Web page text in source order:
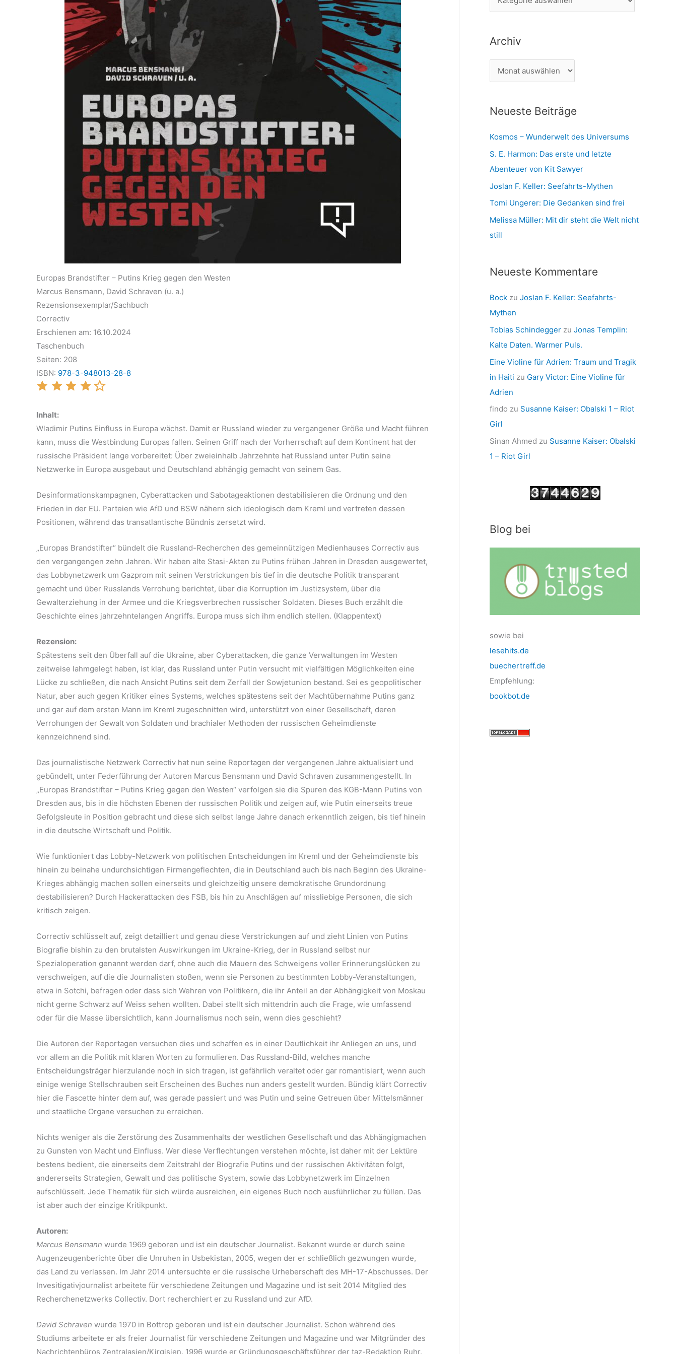
Europas Brandstifter – Putins Krieg gegen den Westen
Marcus Bensmann, David Schraven (u. a.)
Rezensionsexemplar/Sachbuch
Correctiv
Erschienen am: 16.10.2024
Taschenbuch
Seiten: 208
ISBN: 978-3-948013-28-8
Inhalt:
Wladimir Putins Einfluss in Europa wächst. Damit er Russland wieder zu vergangener Größe und Macht führen
kann, muss die Westbindung Europas fallen. Seinen Griff nach der Vorherrschaft auf dem Kontinent hat der
russische Präsident lange vorbereitet: Über zweieinhalb Jahrzehnte hat Russland unter Putin seine
Netzwerke in Europa ausgebaut und Deutschland abhängig gemacht von seinem Gas.
Desinformationskampagnen, Cyberattacken und Sabotageaktionen destabilisieren die Ordnung und den
Frieden in der EU. Parteien wie AfD und BSW nähern sich ideologisch dem Kreml und vertreten dessen
Positionen, während das transatlantische Bündnis zersetzt wird.
„Europas Brandstifter“ bündelt die Russland-Recherchen des gemeinnützigen Medienhauses Correctiv aus
den vergangengen zehn Jahren. Wir haben alte Stasi-Akten zu Putins frühen Jahren in Dresden ausgewertet,
das Lobbynetzwerk um Gazprom mit seinen Verstrickungen bis tief in die deutsche Politik transparant
gemacht und über Russlands Verrohung berichtet, über die Korruption im Justizsystem, über die
Gewalterziehung in der Armee und die Kriegsverbrechen russischer Soldaten. Dieses Buch erzählt die
Geschichte eines jahrzehntelangen Angriffs. Europa muss sich ihm endlich stellen. (Klappentext)
Rezension:
Spätestens seit den Überfall auf die Ukraine, aber Cyberattacken, die ganze Verwaltungen im Westen
zeitweise lahmgelegt haben, ist klar, das Russland unter Putin versucht mit vielfältigen Möglichkeiten eine
Lücke zu schließen, die nach Ansicht Putins seit dem Zerfall der Sowjetunion bestand. Sei es geopolitischer
Natur, aber auch gegen Kritiker eines Systems, welches spätestens seit der Machtübernahme Putins ganz
und gar auf dem ersten Mann im Kreml zugeschnitten wird, unterstützt von einer Gesellschaft, deren
Verrohungen der Gewalt von Soldaten und brachialer Methoden der russischen Geheimdienste
kennzeichnend sind.
Das journalistische Netzwerk Correctiv hat nun seine Reportagen der vergangenen Jahre aktualisiert und
gebündelt, unter Federführung der Autoren Marcus Bensmann und David Schraven zusammengestellt. In
„Europas Brandstifter – Putins Krieg gegen den Westen“ verfolgen sie die Spuren des KGB-Mann Putins von
Dresden aus, bis in die höchsten Ebenen der russischen Politik und zeigen auf, wie Putin einerseits treue
Gefolgsleute in Position gebracht und diese sich selbst lange Jahre danach erkenntlich zeigen, bis tief hinein
in die deutsche Wirtschaft und Politik.
Wie funktioniert das Lobby-Netzwerk von politischen Entscheidungen im Kreml und der Geheimdienste bis
hinein zu beinahe undurchsichtigen Firmengeflechten, die in Deutschland auch bis nach Beginn des Ukraine-
Krieges abhängig machen sollen einerseits und gleichzeitig unsere demokratische Grundordnung
destabilisieren? Durch Hackerattacken des FSB, bis hin zu Anschlägen auf missliebige Personen, die sich
kritisch zeigen.
Correctiv schlüsselt auf, zeigt detailliert und genau diese Verstrickungen auf und zieht Linien von Putins
Biografie bishin zu den brutalsten Auswirkungen im Ukraine-Krieg, der in Russland selbst nur
Spezialoperation genannt werden darf, ohne auch die Mauern des Schweigens voller Erinnerungslücken zu
verschweigen, auf die die Journalisten stoßen, wenn sie Personen zu bestimmten Lobby-Veranstaltungen,
etwa in Sotchi, befragen oder dass sich Wehren von Politikern, die ihr Anteil an der Abhängigkeit von Moskau
nicht gerne Schwarz auf Weiss sehen wollten. Dabei stellt sich mittendrin auch die Frage, wie umfassend
oder für die Masse übersichtlich, kann Journalismus noch sein, wenn dies geschieht?
Die Autoren der Reportagen versuchen dies und schaffen es in einer Deutlichkeit ihr Anliegen an uns, und
vor allem an die Politik mit klaren Worten zu formulieren. Das Russland-Bild, welches manche
Entscheidungsträger hierzulande noch in sich tragen, ist gefährlich veraltet oder gar romantisiert, wenn auch
einige wenige Stellschrauben seit Erscheinen des Buches nun anders gestellt wurden. Bündig klärt Correctiv
hier die Fascette hinter dem auf, was gerade passiert und was Putin und seine Getreuen über Mittelsmänner
und staatliche Organe versuchen zu erreichen.
Nichts weniger als die Zerstörung des Zusammenhalts der westlichen Gesellschaft und das Abhängigmachen
zu Gunsten von Macht und Einfluss. Wer diese Verflechtungen verstehen möchte, ist daher mit der Lektüre
bestens bedient, die einerseits dem Zeitstrahl der Biografie Putins und der russischen Aktivitäten folgt,
andererseits Strategien, Gewalt und das politische System, sowie das Lobbynetzwerk im Einzelnen
aufschlüsselt. Jede Thematik für sich würde ausreichen, ein eigenes Buch noch ausführlicher zu füllen. Das
ist aber auch der einzige Kritikpunkt.
Autoren:
Marcus Bensmann wurde 1969 geboren und ist ein deutscher Journalist. Bekannt wurde er durch seine
Augenzeugenberichte über die Unruhen in Usbekistan, 2005, wegen der er schließlich gezwungen wurde,
das Land zu verlassen. Im Jahr 2014 untersuchte er die russische Urheberschaft des MH-17-Abschusses. Der
Invesitigativjournalist arbeitete für verschiedene Zeitungen und Magazine und ist seit 2014 Mitglied des
Recherchenetzwerks Collectiv. Dort recherchiert er zu Russland und zur AfD.
David Schraven wurde 1970 in Bottrop geboren und ist ein deutscher Journalist. Schon während des
Studiums arbeitete er als freier Journalist für verschiedene Zeitungen und Magazine und war Mitgründer des
Nachrichtenbüros Zentralasien/Kirgisien. 1996 wurde er Gründungsgeschäftsführer der taz-Redaktion Ruhr.
c
h
a
e
e
n
Archiv
r
h
v
Neueste Beiträge
Kosmos – Wunderwelt des Universums
S. E. Harmon: Das erste und letzte
Abenteuer von Kit Sawyer
Joslan F. Keller: Seefahrts-Mythen
Tomi Ungerer: Die Gedanken sind frei
Melissa Müller: Mit dir steht die Welt nicht
still
Neueste Kommentare
Bock zu Joslan F. Keller: Seefahrts-
Mythen
Tobias Schindegger zu Jonas Templin:
Kalte Daten. Warmer Puls.
Eine Violine für Adrien: Traum und Tragik
in Haiti zu Gary Victor: Eine Violine für
Adrien
findo zu Susanne Kaiser: Obalski 1 – Riot
Girl
Sinan Ahmed zu Susanne Kaiser: Obalski
1 – Riot Girl
Blog bei
sowie bei
lesehits.de
buechertreff.de
Empfehlung:
bookbot.de